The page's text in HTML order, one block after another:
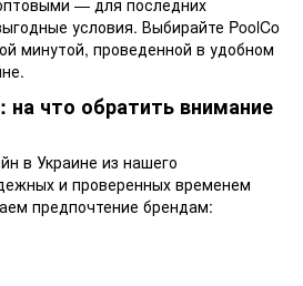
— для последних
условия. Выбирайте PoolCo
минутой, проведенной в удобном
: на что обратить внимание
в Украине из нашего
и проверенных временем
предпочтение брендам: